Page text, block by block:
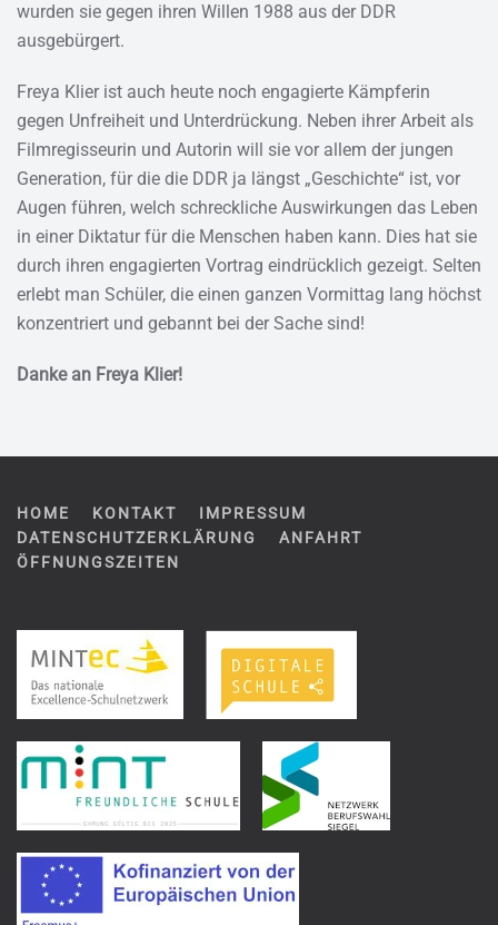
wurden sie gegen ihren Willen 1988 aus der DDR
ausgebürgert.
Freya Klier ist auch heute noch engagierte Kämpferin
gegen Unfreiheit und Unterdrückung. Neben ihrer Arbeit als
Filmregisseurin und Autorin will sie vor allem der jungen
Generation, für die die DDR ja längst „Geschichte“ ist, vor
Augen führen, welch schreckliche Auswirkungen das Leben
in einer Diktatur für die Menschen haben kann. Dies hat sie
durch ihren engagierten Vortrag eindrücklich gezeigt. Selten
erlebt man Schüler, die einen ganzen Vormittag lang höchst
konzentriert und gebannt bei der Sache sind!
Danke an Freya Klier!
HOME KONTAKT
IMPRESSUM
DATENSCHUTZERKLÄRUNG
ANFAHRT
ÖFFNUNGSZEITEN